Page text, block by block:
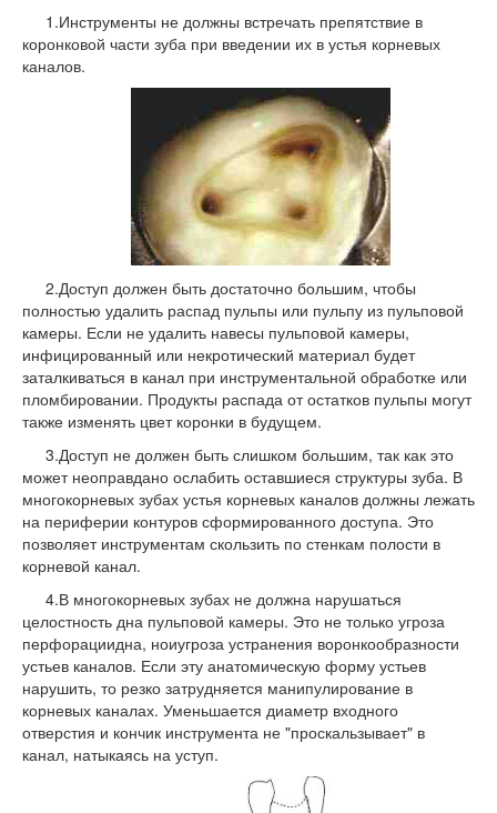
1.Инструменты не должны встречать препятствие в
коронковой части зуба при введении их в устья корневых
каналов.
2.Доступ должен быть достаточно большим, чтобы
полностью удалить распад пульпы или пульпу из пульповой
камеры. Если не удалить навесы пульповой камеры,
инфицированный или некротический материал будет
заталкиваться в канал при инструментальной обработке или
пломбировании. Продукты распада от остатков пульпы могут
также изменять цвет коронки в будущем.
3.Доступ не должен быть слишком большим, так как это
может неоправдано ослабить оставшиеся структуры зуба. В
многокорневых зубах устья корневых каналов должны лежать
на периферии контуров сформированного доступа. Это
позволяет инструментам скользить по стенкам полости в
корневой канал.
4.В многокорневых зубах не должна нарушаться
целостность дна пульповой камеры. Это не только угроза
перфорациидна, ноиугроза устранения воронкообразности
устьев каналов. Если эту анатомическую форму устьев
нарушить, то резко затрудняется манипулирование в
корневых каналах. Уменьшается диаметр входного
отверстия и кончик инструмента не "проскальзывает" в
канал, натыкаясь на уступ.